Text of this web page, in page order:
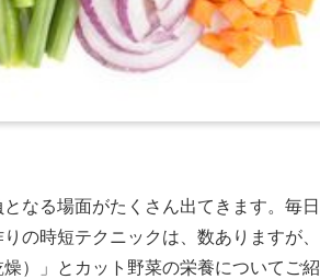
なる場面がたくさん出てきます。毎日
の時短テクニックは、数ありますが、
）」とカット野菜の栄養についてご紹